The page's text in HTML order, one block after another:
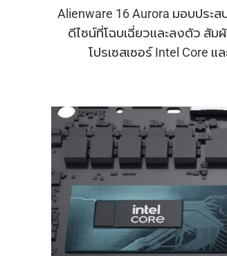
Alienware 16 Aurora มอบประ
ดีไซน์ที่โฉบเฉี่ยวและลงตัว สั
โปรเซสเซอร์ Intel Core